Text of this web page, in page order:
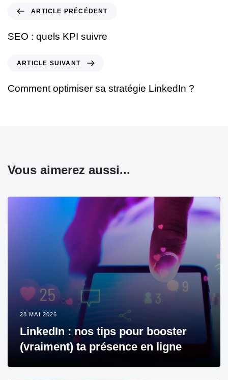
ARTICLE PRÉCÉDENT
SEO : quels KPI suivre
ARTICLE SUIVANT
Comment optimiser sa stratégie LinkedIn ?
Vous aimerez aussi...
28 MAI 2026
LinkedIn : nos tips pour booster
(vraiment) ta présence en ligne